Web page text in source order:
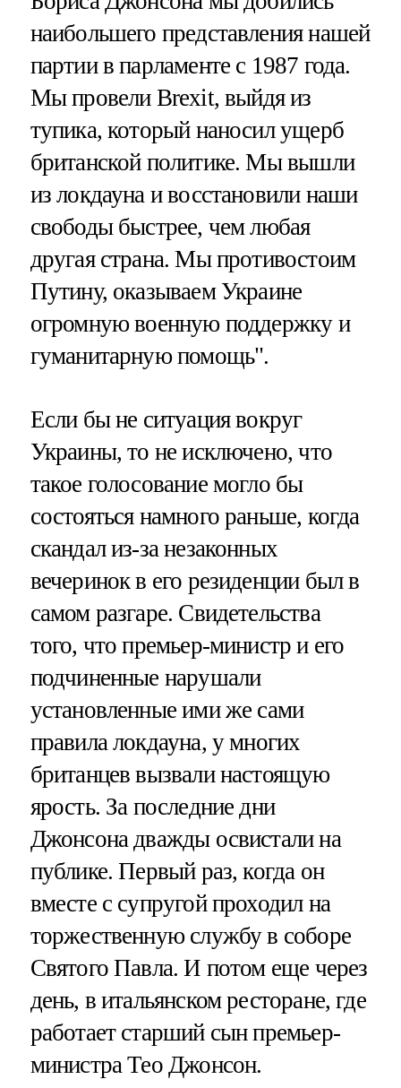
наибольшего представления нашей
партии в парламенте с 1987 года.
Мы провели Brexit, выйдя из
тупика, который наносил ущерб
британской политике. Мы вышли
из локдауна и восстановили наши
свободы быстрее, чем любая
другая страна. Мы противостоим
Путину, оказываем Украине
огромную военную поддержку и
гуманитарную помощь".
Если бы не ситуация вокруг
Украины, то не исключено, что
такое голосование могло бы
состояться намного раньше, когда
скандал из-за незаконных
вечеринок в его резиденции был в
самом разгаре. Свидетельства
того, что премьер-министр и его
подчиненные нарушали
установленные ими же сами
правила локдауна, у многих
британцев вызвали настоящую
ярость. За последние дни
Джонсона дважды освистали на
публике. Первый раз, когда он
вместе с супругой проходил на
торжественную службу в соборе
Святого Павла. И потом еще через
день, в итальянском ресторане, где
работает старший сын премьер-
министра Тео Джонсон.